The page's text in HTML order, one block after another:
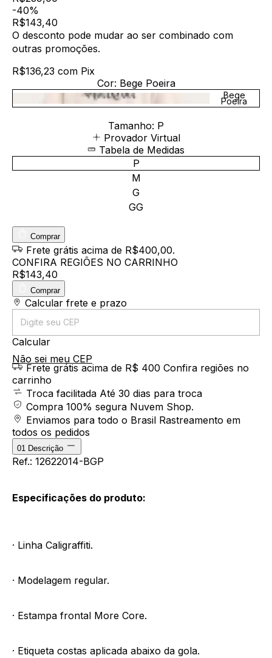
-40%
R$143,40
O desconto pode mudar ao ser combinado com
outras promoções.
R$136,23 com Pix
Cor: Bege Poeira
Bege
Poeira
Tamanho: P
Provador Virtual
Tabela de Medidas
P
M
G
GG
Comprar
Frete grátis acima de R$400,00.
CONFIRA REGIÕES NO CARRINHO
R$143,40
Comprar
Entregas para o CEP:
Calcular frete e prazo
Calcular
Não sei meu CEP
Frete grátis acima de R$ 400 Confira regiões no
carrinho
Troca facilitada Até 30 dias para troca
Compra 100% segura Nuvem Shop.
Enviamos para todo o Brasil Rastreamento em
todos os pedidos
01 Descrição
Ref.: 12622014-BGP
Especificações do produto:
· Linha Caligraffiti.
· Modelagem regular.
· Estampa frontal More Core.
· Etiqueta costas aplicada abaixo da gola.